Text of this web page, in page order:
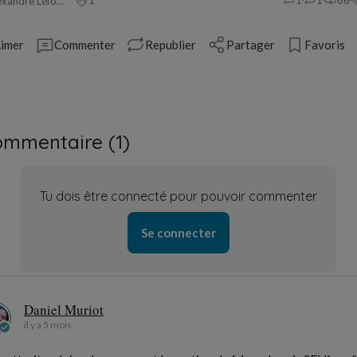
Commenter Republier Partager Favoris
(1)
Tu dois être connecté pour pouvoir commenter
Se connecter
Daniel Muriot
il y a 5 mois